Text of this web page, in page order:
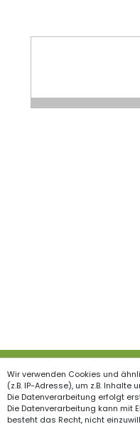
Wir verwenden Cookies und
(z.B. IP-Adresse), um z.B.
Die Datenverarbeitung erfolgt
Die Datenverarbeitung kann mit
besteht das Recht, nicht
Produkte
Garten &